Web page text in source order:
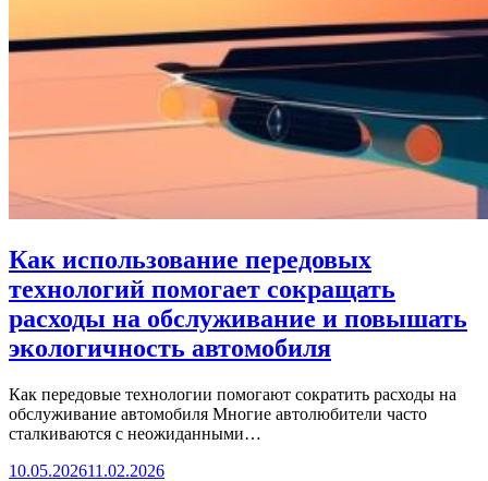
Как использование передовых
технологий помогает сокращать
расходы на обслуживание и повышать
экологичность автомобиля
Как передовые технологии помогают сократить расходы на
обслуживание автомобиля Многие автолюбители часто
сталкиваются с неожиданными…
10.05.202611.02.2026